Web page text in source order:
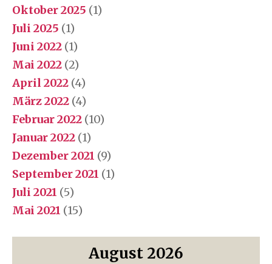
Oktober 2025 (1)
Juli 2025 (1)
Juni 2022 (1)
Mai 2022 (2)
April 2022 (4)
März 2022 (4)
Februar 2022 (10)
Januar 2022 (1)
Dezember 2021 (9)
September 2021 (1)
Juli 2021 (5)
Mai 2021 (15)
August 2026